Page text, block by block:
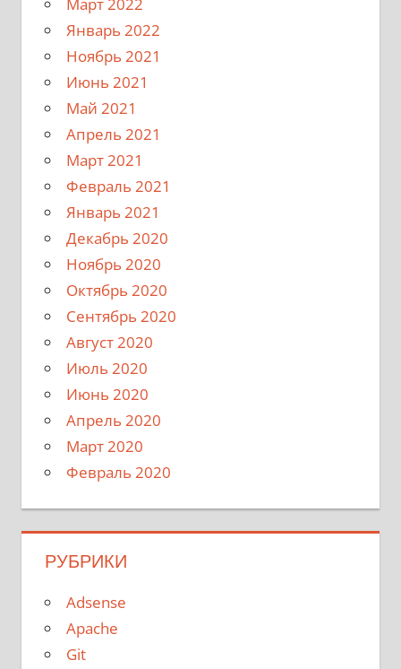
Март 2022
Январь 2022
Ноябрь 2021
Июнь 2021
Май 2021
Апрель 2021
Март 2021
Февраль 2021
Январь 2021
Декабрь 2020
Ноябрь 2020
Октябрь 2020
Сентябрь 2020
Август 2020
Июль 2020
Июнь 2020
Апрель 2020
Март 2020
Февраль 2020
РУБРИКИ
Adsense
Apache
Git